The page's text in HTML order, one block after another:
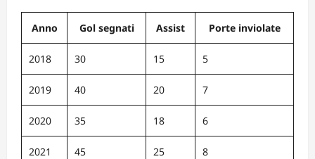
Anno Gol segnati Assist Porte inviolate
2018 30 15 5
2019 40 20 7
2020 35 18 6
2021 45 25 8